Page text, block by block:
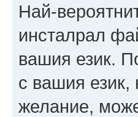
Най-
инсталрал
вашия език.
с вашия език,
желание,